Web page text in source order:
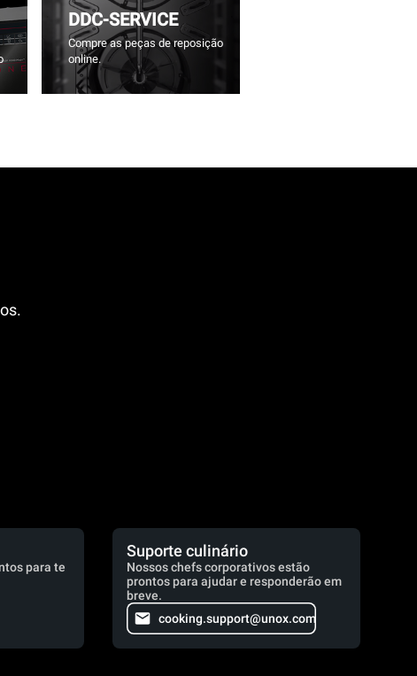
DDC-SERVICE
Compre as peças de reposição
online.
para te
Suporte culinário
Nossos chefs corporativos estão
prontos para ajudar e responderão em
breve.
cooking.support@unox.com